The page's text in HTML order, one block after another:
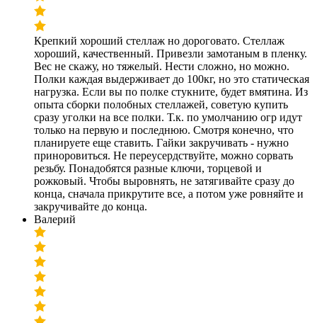
Крепкий хороший стеллаж но дороговато. Стеллаж
хороший, качественный. Привезли замотаным в пленку.
Вес не скажу, но тяжелый. Нести сложно, но можно.
Полки каждая выдерживает до 100кг, но это статическая
нагрузка. Если вы по полке стукните, будет вмятина. Из
опыта сборки полобных стеллажей, советую купить
сразу уголки на все полки. Т.к. по умолчанию огр идут
только на первую и последнюю. Смотря конечно, что
планируете еще ставить. Гайки закручивать - нужно
приноровиться. Не переусердствуйте, можно сорвать
резьбу. Понадобятся разные ключи, торцевой и
рожковый. Чтобы выровнять, не затягивайте сразу до
конца, сначала прикрутите все, а потом уже ровняйте и
закручивайте до конца.
Валерий